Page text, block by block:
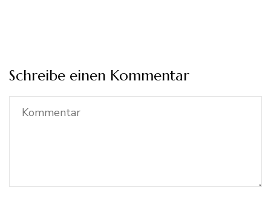
Schreibe einen Kommentar